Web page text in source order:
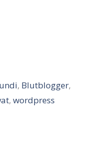
, Blutblogger,
, wordpress